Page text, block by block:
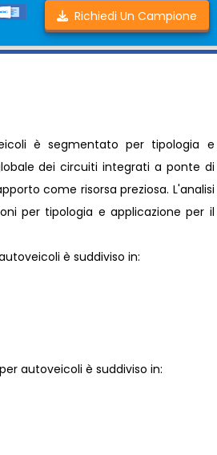
Richiedi Un Campione
è segmentato per tipologia e
dei circuiti integrati a ponte di
come risorsa preziosa. L'analisi
per tipologia e applicazione per il
è suddiviso in:
autoveicoli è suddiviso in: